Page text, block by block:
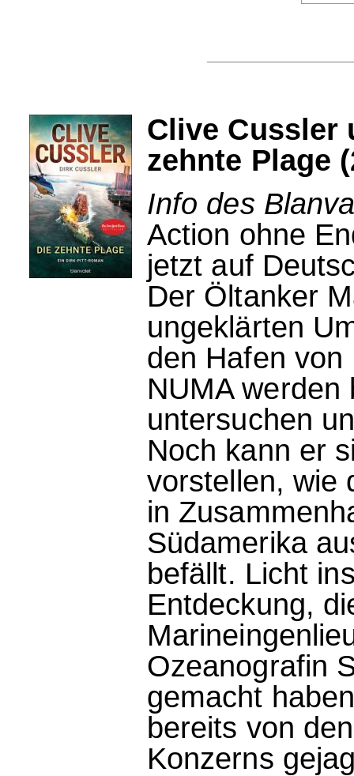
Clive Cussler
zehnte Plage
Info des
Action ohne
jetzt auf
Der Öltanker
ungeklärten
den Hafen
NUMA
untersuchen
Noch kann er
vorstellen, wie
in
Südamerika
befällt. Licht
Entdeckung,
Ozeanografin
gemacht
bereits von
Konzerns